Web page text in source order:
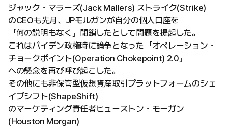
ジャック・マラーズ(Jack Mallers) ストライク(Strike)
のCEOも先月、JPモルガンが自分の個人口座を
「何の説明もなく」閉鎖したとして問題を提起した。
これはバイデン政権時に論争となった「オペレーション・
チョークポイント(Operation Chokepoint) 2.0」
への懸念を再び呼び起こした。
その他にも非保管型仮想資産取引プラットフォームのシェ
イプシフト(ShapeShift)
のマーケティング責任者ヒューストン・モーガン
(Houston Morgan)